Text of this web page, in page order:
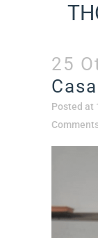
25
Posted at